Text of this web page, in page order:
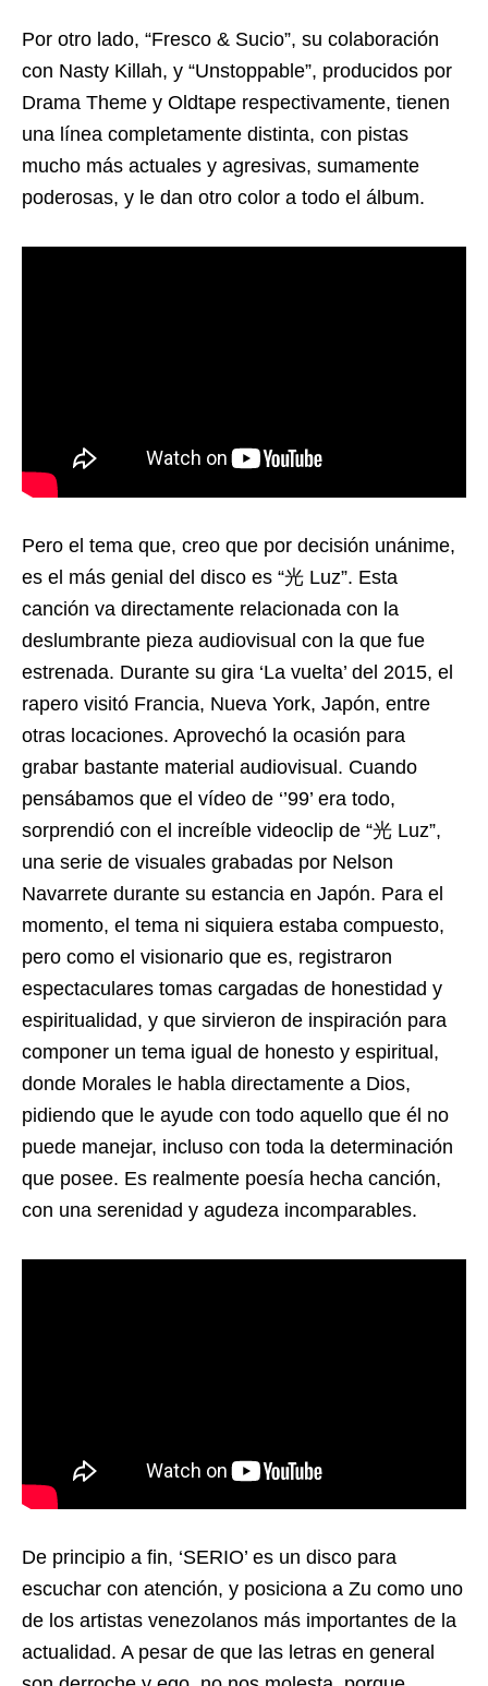
Por otro lado, “Fresco & Sucio”, su colaboración
con Nasty Killah, y “Unstoppable”, producidos por
Drama Theme y Oldtape respectivamente, tienen
una línea completamente distinta, con pistas
mucho más actuales y agresivas, sumamente
poderosas, y le dan otro color a todo el álbum.
Pero el tema que, creo que por decisión unánime,
es el más genial del disco es “光 Luz”. Esta
canción va directamente relacionada con la
deslumbrante pieza audiovisual con la que fue
estrenada. Durante su gira ‘La vuelta’ del 2015, el
rapero visitó Francia, Nueva York, Japón, entre
otras locaciones. Aprovechó la ocasión para
grabar bastante material audiovisual. Cuando
pensábamos que el vídeo de ‘’99’ era todo,
sorprendió con el increíble videoclip de “光 Luz”,
una serie de visuales grabadas por Nelson
Navarrete durante su estancia en Japón. Para el
momento, el tema ni siquiera estaba compuesto,
pero como el visionario que es, registraron
espectaculares tomas cargadas de honestidad y
espiritualidad, y que sirvieron de inspiración para
componer un tema igual de honesto y espiritual,
donde Morales le habla directamente a Dios,
pidiendo que le ayude con todo aquello que él no
puede manejar, incluso con toda la determinación
que posee. Es realmente poesía hecha canción,
con una serenidad y agudeza incomparables.
De principio a fin, ‘SERIO’ es un disco para
escuchar con atención, y posiciona a Zu como uno
de los artistas venezolanos más importantes de la
actualidad. A pesar de que las letras en general